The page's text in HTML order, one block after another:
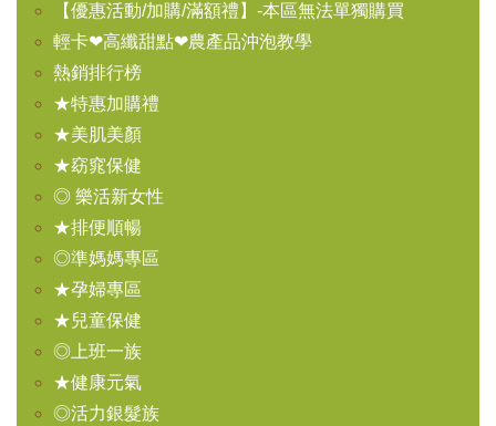
【優惠活動/加購/滿額禮】-本區無法單獨購買
輕卡❤高纖甜點❤農產品沖泡教學
熱銷排行榜
★特惠加購禮
★美肌美顏
★窈窕保健
◎ 樂活新女性
★排便順暢
◎準媽媽專區
★孕婦專區
★兒童保健
◎上班一族
★健康元氣
◎活力銀髮族